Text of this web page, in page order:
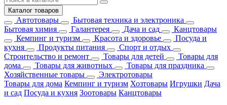
Каталог товаров
Автотовары
Бытовая техника и электроника
Бытовая химия
Галантерея Дача и сад
Канцтовары
Кемпинг и туризм
Красота и здоровье
Посуда и
кухня
Продукты питания
Спорт и отдых
Строительство и ремонт
Товары для детей
Товары для
дома
Товары для животных
Товары для праздника
Хозяйственные товары
Электротовары
Товары для дома Кемпинг и туризм Хозтовары Игрушки Дача
и сад Посуда и кухня Зоотовары Канцтовары